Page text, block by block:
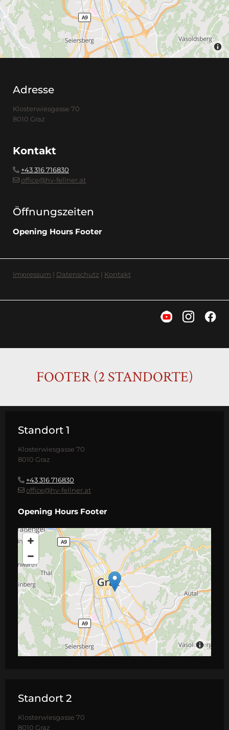
Adresse
Klosterwiesgasse 70
8010 Graz
Kontakt
 +43 316 716830
 office@hv-fellner.at
Öffnungszeiten
Opening Hours Footer
Impressum | Datenschutz | Kontakt
FOOTER (2 STANDORTE)
Standort 1
Klosterwiesgasse 70
8010 Graz
 +43 316 716830
 office@hv-fellner.at
Opening Hours Footer
Standort 2
Klosterwiesgasse 70
8010 Graz